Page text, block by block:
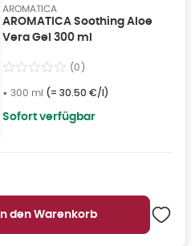
AROMATICA
AROMATICA Soothing Aloe
Vera Gel 300 ml
(0)
• 300 ml (= 30.50 €/l)
Sofort verfügbar
In den Warenkorb